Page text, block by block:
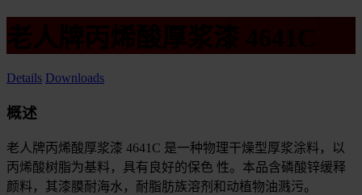
老人牌丙烯酸厚浆漆 4641C
Details Downloads
概述
老人牌丙烯酸厚浆漆 4641C 是一种物理干燥型厚浆涂料，以
丙烯酸树脂为基料，具有良好的保色 性。本品含磷酸锌缓释
颜料，其漆膜耐海水，耐脂肪族溶剂和动植物油溅污。